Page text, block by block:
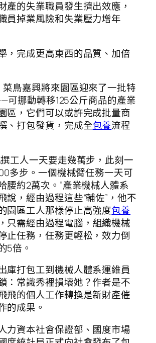
產的失業職員發生擠出效應，
員掉業風險和失業壓力增年
完成更高東西的品質、加倍
嘉興將來園區迎來了一批特
可挪動轉移125公斤商品的產業
區，它們可以或許完成批量商
、打包發貨，完成全包養流程
人一天要走幾萬步，此刻一
多步。一個機械臂任務一天可
腰約2萬次。”產業機械人體系
說，經由過程這些“輔佐”，他不
園區工人那樣停止高強度包養
只需經由過程電腦，組織機械
止任務，任務更輕松，效力倒
5倍。
打包工到機械人體系運維員
：常識秀裡損壞她？作者是不
飛的個人工作轉換是新財產催
的成果。
資本社會保證部、國度市場